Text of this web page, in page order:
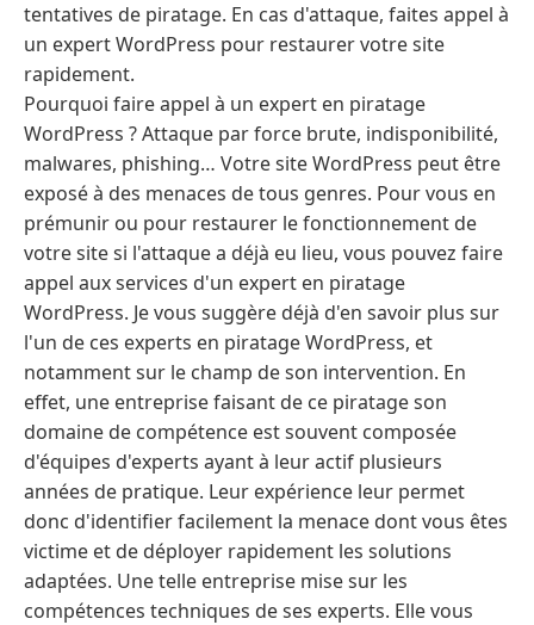
tentatives de piratage. En cas d'attaque, faites appel à
un expert WordPress pour restaurer votre site
rapidement.
Pourquoi faire appel à un expert en piratage
WordPress ? Attaque par force brute, indisponibilité,
malwares, phishing… Votre site WordPress peut être
exposé à des menaces de tous genres. Pour vous en
prémunir ou pour restaurer le fonctionnement de
votre site si l'attaque a déjà eu lieu, vous pouvez faire
appel aux services d'un expert en piratage
WordPress. Je vous suggère déjà d'en savoir plus sur
l'un de ces experts en piratage WordPress, et
notamment sur le champ de son intervention. En
effet, une entreprise faisant de ce piratage son
domaine de compétence est souvent composée
d'équipes d'experts ayant à leur actif plusieurs
années de pratique. Leur expérience leur permet
donc d'identifier facilement la menace dont vous êtes
victime et de déployer rapidement les solutions
adaptées. Une telle entreprise mise sur les
compétences techniques de ses experts. Elle vous